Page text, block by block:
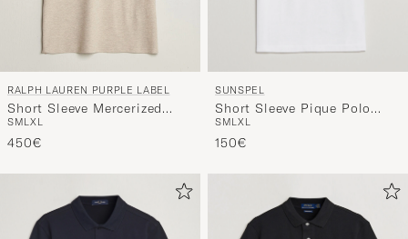
RALPH LAUREN PURPLE LABEL
Short Sleeve Mercerized
Cotton Polo Beige Melange
SMLXL
450€
SUNSPEL
Short Sleeve Pique Polo
White
SMLXL
150€